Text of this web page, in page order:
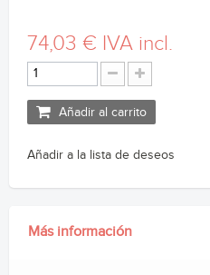
74,03 € IVA incl.
Añadir al carrito
Añadir a la lista de deseos
Más información